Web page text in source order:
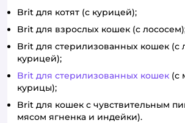
Brit для котят (с курицей);
Brit для взрослых кошек (с
Brit для стерилизованных кошек (с
курицей);
Brit для стерилизованных кошек (с
курицы);
Brit для кошек с чувствительным
мясом ягненка и индейки).